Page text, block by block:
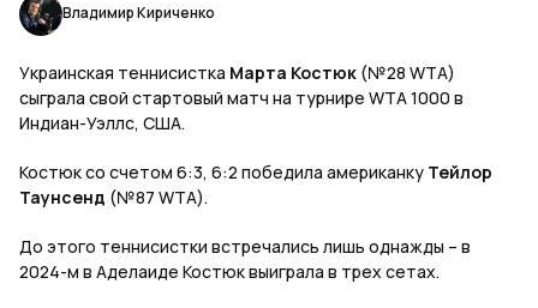
Владимир Кириченко
Украинская теннисистка Марта Костюк (№28 WTA)
сыграла свой стартовый матч на турнире WTA 1000 в
Индиан-Уэллс, США.
Костюк со счетом 6:3, 6:2 победила американку Тейлор
Таунсенд (№87 WTA).
До этого теннисистки встречались лишь однажды – в
2024-м в Аделаиде Костюк выиграла в трех сетах.